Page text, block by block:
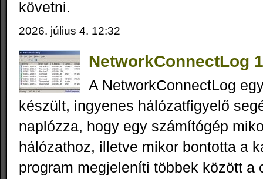
követni.
2026. július 4. 12:32
NetworkConnectLog
A NetworkConnectLog
készült, ingyenes hálózatfigyelő
naplózza, hogy egy számítógép
hálózathoz, illetve mikor bontotta a
program megjeleníti többek között a